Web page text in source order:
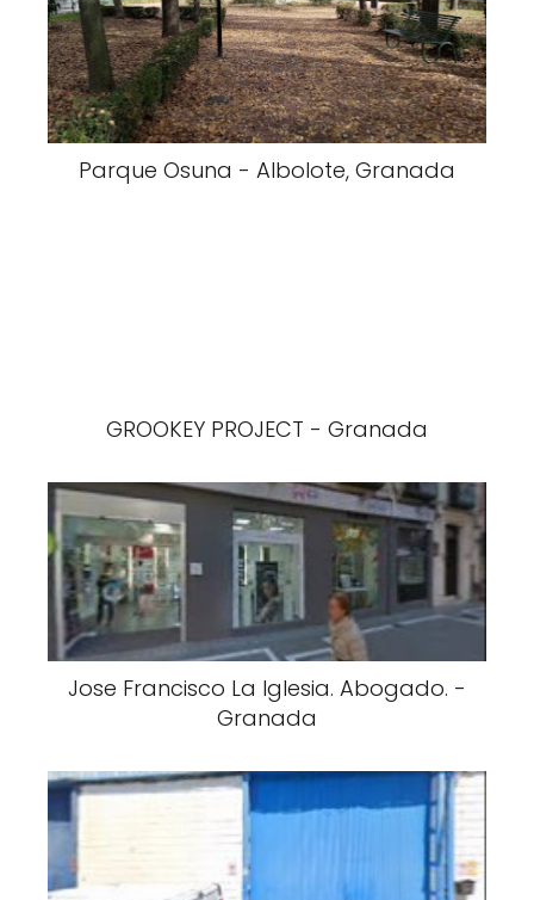
Parque Osuna - Albolote, Granada
GROOKEY PROJECT - Granada
Jose Francisco La Iglesia. Abogado. -
Granada